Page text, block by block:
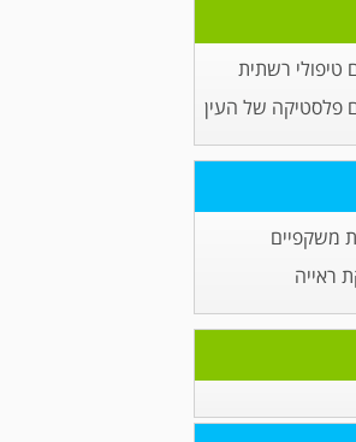
טיפולי רשתית
פלסטיקה של העין
משקפיים
ראייה